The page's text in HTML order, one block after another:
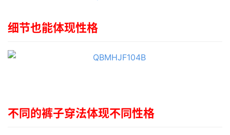
细节也能体现性格
不同的裤子穿法体现不同性格